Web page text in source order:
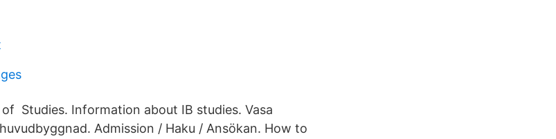
Studies. Information about IB studies. Vasa
Admission / Haku / Ansökan. How to